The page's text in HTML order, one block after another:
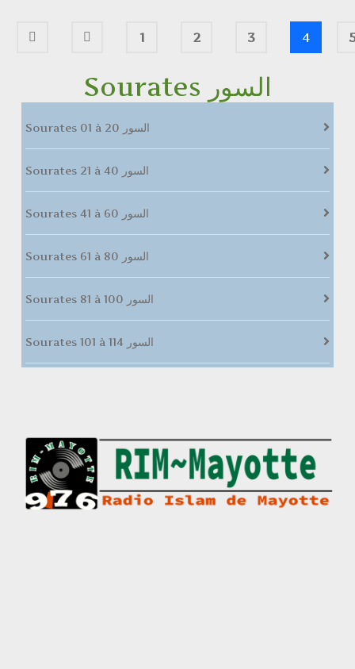
1 2 3 4
Sourates السور
Sourates 01 à 20 السور
Sourates 21 à 40 السور
Sourates 41 à 60 السور
Sourates 61 à 80 السور
Sourates 81 à 100 السور
Sourates 101 à 114 السور